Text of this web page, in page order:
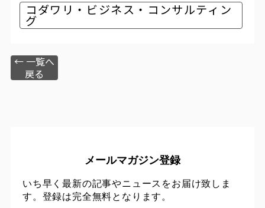
コダワリ・ビジネス・コンサルティン
グ
← 一覧へ
戻る
メールマガジン登録
いち早く最新の記事やニュースをお届け致しま
す。登録は完全無料となります。